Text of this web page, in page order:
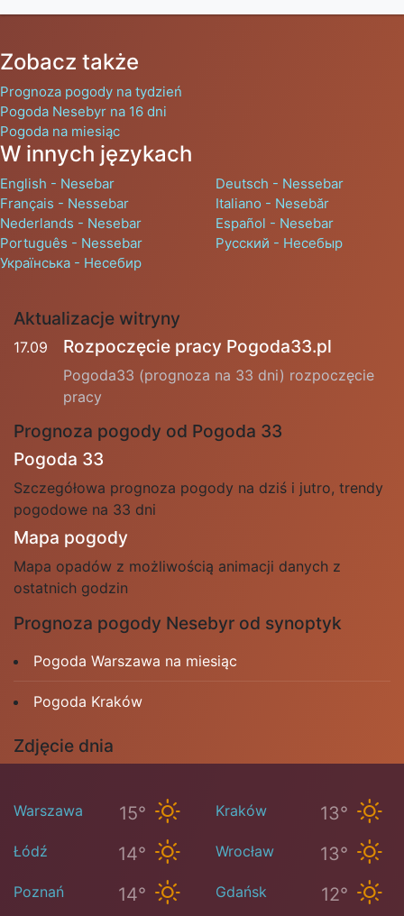
Zobacz także
Prognoza pogody na tydzień
Pogoda Nesebyr na 16 dni
Pogoda na miesiąc
W innych językach
English - Nesebar
Deutsch - Nessebar
Français - Nessebar
Italiano - Nesebăr
Nederlands - Nesebar
Español - Nesebar
Português - Nessebar
Русский - Несебыр
Українська - Несебир
Aktualizacje witryny
17.09 Rozpoczęcie pracy Pogoda33.pl
Pogoda33 (prognoza na 33 dni) rozpoczęcie
pracy
Prognoza pogody od Pogoda 33
Pogoda 33
Szczegółowa prognoza pogody na dziś i jutro, trendy
pogodowe na 33 dni
Mapa pogody
Mapa opadów z możliwością animacji danych z
ostatnich godzin
Prognoza pogody Nesebyr od synoptyk
Pogoda Warszawa na miesiąc
Pogoda Kraków
Zdjęcie dnia
Warszawa 15° Kraków 13°
Łódź 14° Wrocław 13°
Poznań 14° Gdańsk 12°